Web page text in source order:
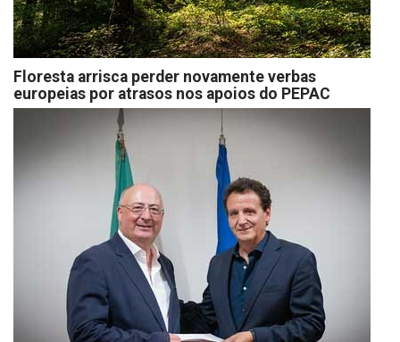
Floresta arrisca perder novamente verbas
europeias por atrasos nos apoios do PEPAC